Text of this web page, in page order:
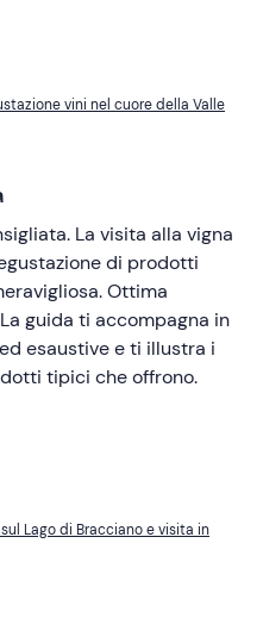
vini nel cuore della Valle
La visita alla vigna
di prodotti
Ottima
guida ti accompagna in
esaustive e ti illustra i
tipici che offrono.
Lago di Bracciano e visita in